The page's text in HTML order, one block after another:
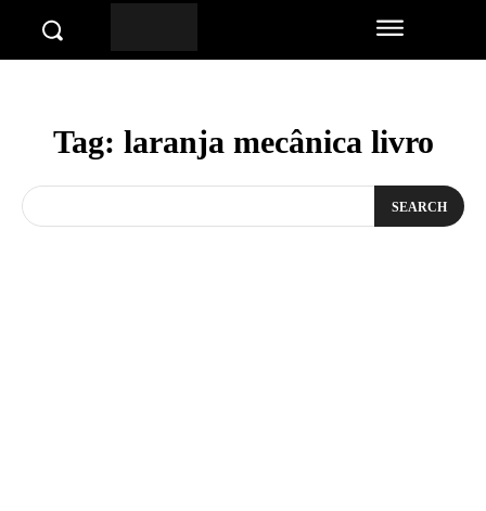
Tag: laranja mecânica livro
SEARCH